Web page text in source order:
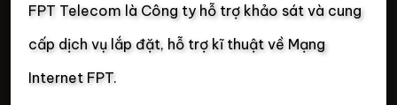
FPT Telecom là Công ty hỗ trợ khảo sát và cung
cấp dịch vụ lắp đặt, hỗ trợ kĩ thuật về Mạng
Internet FPT.